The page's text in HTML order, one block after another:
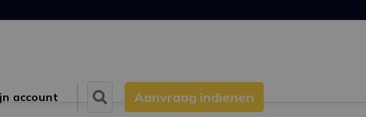
account Aanvraag indienen